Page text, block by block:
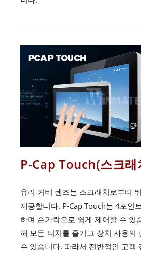
P-Cap Touch(스크래
유리 커버 렌즈는 스크래치로부터
제공합니다. P-Cap Touch는 4포인
하며 손가락으로 쉽게 제어할 수 있
해 모든 터치를 즐기고 장치 사용의
수 있습니다. 따라서 전반적인 고객